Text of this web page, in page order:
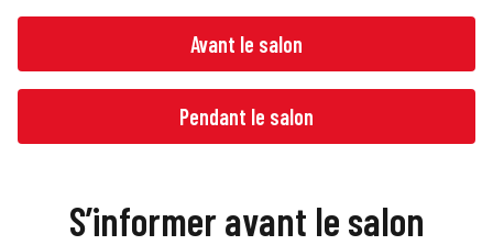
Avant le salon
Pendant le salon
S’informer avant le salon